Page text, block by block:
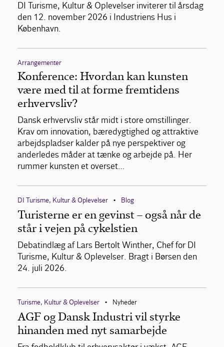
DI Turisme, Kultur & Oplevelser inviterer til årsdag
den 12. november 2026 i Industriens Hus i
København.
Arrangementer
Konference: Hvordan kan kunsten
være med til at forme fremtidens
erhvervsliv?
Dansk erhvervsliv står midt i store omstillinger.
Krav om innovation, bæredygtighed og attraktive
arbejdspladser kalder på nye perspektiver og
anderledes måder at tænke og arbejde på. Her
rummer kunsten et overset…
DI Turisme, Kultur & Oplevelser • Blog
Turisterne er en gevinst – også når de
står i vejen på cykelstien
Debatindlæg af Lars Bertolt Winther, Chef for DI
Turisme, Kultur & Oplevelser. Bragt i Børsen den
24. juli 2026.
Turisme, Kultur & Oplevelser • Nyheder
AGF og Dansk Industri vil styrke
hinanden med nyt samarbejde